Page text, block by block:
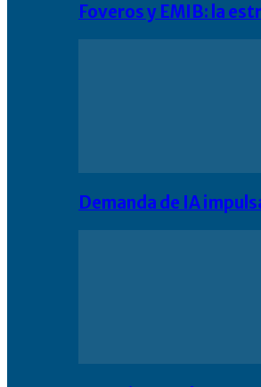
Foveros y EMIB: la
Demanda de IA